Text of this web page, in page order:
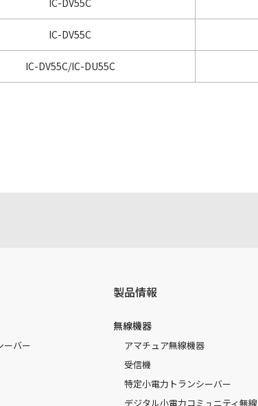
IC-DV55C
IC-DV55C/IC-DU55C
ーバー
製品情報
無線機器
アマチュア無線機器
受信機
特定小電力トランシーバー
デジタル小電力コミュニティ無線